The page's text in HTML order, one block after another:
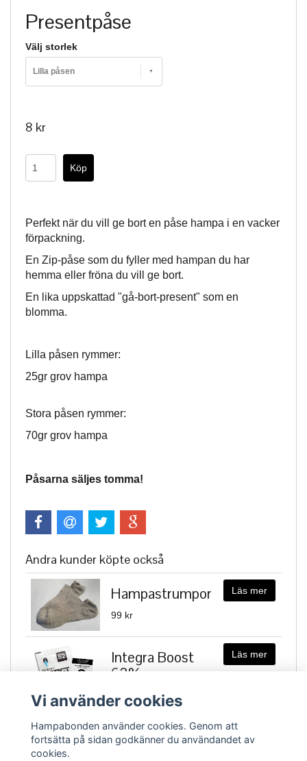
Presentpåse
Välj storlek
Lilla påsen
8 kr
Perfekt när du vill ge bort en påse hampa i en vacker
förpackning.
En Zip-påse som du fyller med hampan du har
hemma eller fröna du vill ge bort.
En lika uppskattad "gå-bort-present" som en
blomma.
Lilla påsen rymmer:
25gr grov hampa
Stora påsen rymmer:
70gr grov hampa
Påsarna säljes tomma!
Andra kunder köpte också
Hampastrumpor
99 kr
Läs mer
Integra Boost
62%
Läs mer
Vi använder cookies
Hampabonden använder cookies. Genom att
fortsätta på sidan godkänner du användandet av
cookies.